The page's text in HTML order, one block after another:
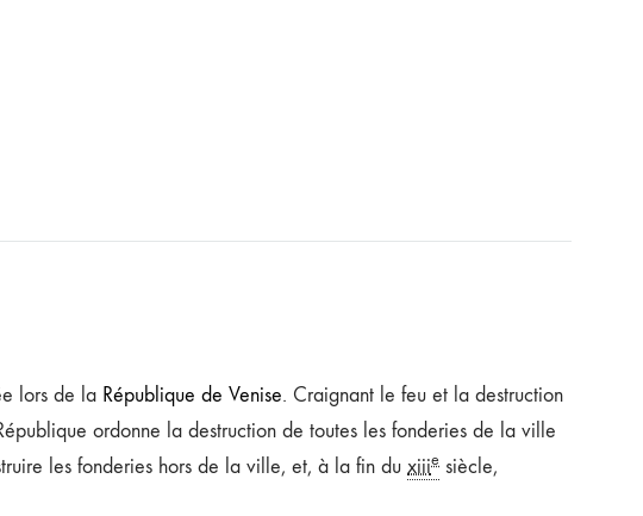
lors de la République de Venise. Craignant le feu et la destruction
ordonne la destruction de toutes les fonderies de la ville
les fonderies hors de la ville, et, à la fin du xiiie siècle,